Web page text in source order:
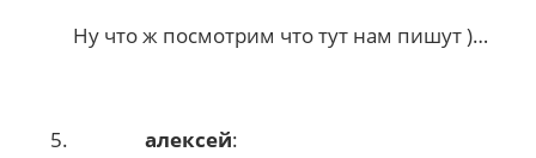
Ну что ж посмотрим что тут нам пишут )…
алексей: